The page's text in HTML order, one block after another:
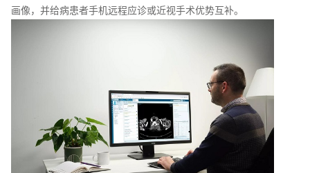
画像，并给病患者手机远程应诊或近视手术优势互补。